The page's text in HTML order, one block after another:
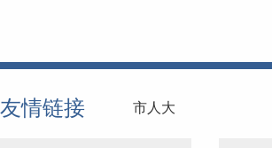
友情链接 市人大